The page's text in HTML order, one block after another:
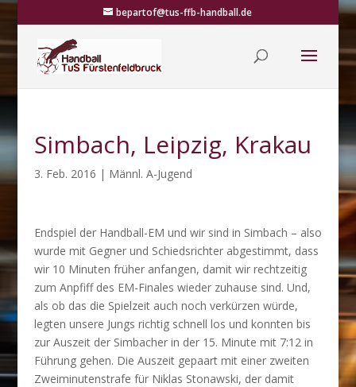
bepartof@tus-ffb-handball.de
Simbach, Leipzig, Krakau
3. Feb. 2016 | Männl. A-Jugend
Endspiel der Handball-EM und wir sind in Simbach – also
wurde mit Gegner und Schiedsrichter abgestimmt, dass
wir 10 Minuten früher anfangen, damit wir rechtzeitig
zum Anpfiff des EM-Finales wieder zuhause sind. Und,
als ob das die Spielzeit auch noch verkürzen würde,
legten unsere Jungs richtig schnell los und konnten bis
zur Auszeit der Simbacher in der 15. Minute mit 7:12 in
Führung gehen. Die Auszeit gepaart mit einer zweiten
Zweiminutenstrafe für Niklas Stonawski, der damit